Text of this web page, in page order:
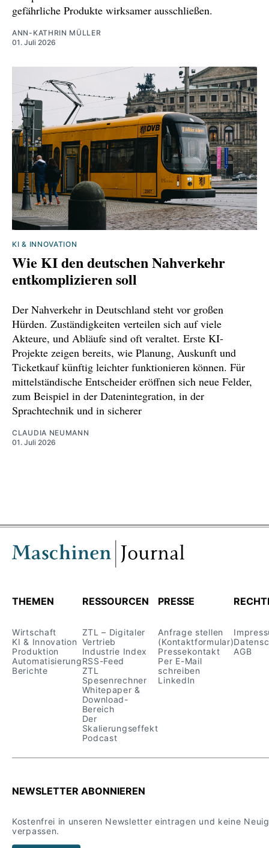
gefährliche Produkte wirksamer ausschließen.
ANN-KATHRIN MÜLLER
01. Juli 2026
KI & INNOVATION
Wie KI den deutschen Nahverkehr
entkomplizieren soll
Der Nahverkehr in Deutschland steht vor großen
Hürden. Zuständigkeiten verteilen sich auf viele
Akteure, und Abläufe sind oft veraltet. Erste KI-
Projekte zeigen bereits, wie Planung, Auskunft und
Ticketkauf künftig leichter funktionieren können. Für
mittelständische Entscheider eröffnen sich neue Felder,
zum Beispiel in der Datenintegration, in der
Sprachtechnik und in sicherer
CLAUDIA NEUMANN
01. Juli 2026
THEMEN
Wirtschaft
KI & Innovation
Produktion
Automatisierung
Berichte
RESSOURCEN
ZTL – Digitaler
Vertrieb
Industrie Index
RSS-Feed
ZTL
Spesenrechner
Whitepaper &
Download-
Bereich
Der
Skalierungseffekt
Podcast
PRESSE
Anfrage stellen
(Kontaktformular)
Pressekontakt
Per E-Mail
schreiben
LinkedIn
AGB
NEWSLETTER ABONNIEREN
Kostenfrei in unseren Newsletter eintragen und keine
verpassen.